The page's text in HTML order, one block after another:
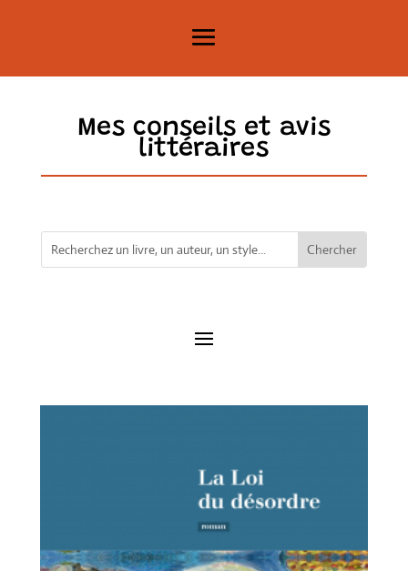
Mes conseils et avis
littéraires